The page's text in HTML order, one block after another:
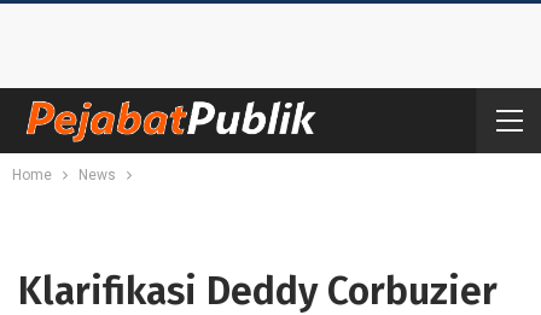
Home News
Klarifikasi Deddy Corbuzier